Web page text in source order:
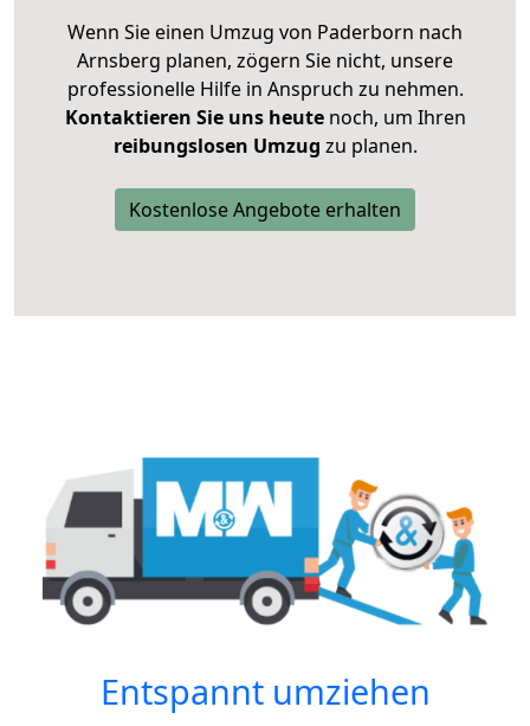
Wenn Sie einen Umzug von Paderborn nach
Arnsberg planen, zögern Sie nicht, unsere
professionelle Hilfe in Anspruch zu nehmen.
Kontaktieren Sie uns heutenoch, um Ihren
reibungslosen Umzug zu planen.
Kostenlose Angebote erhalten
Entspannt umziehen